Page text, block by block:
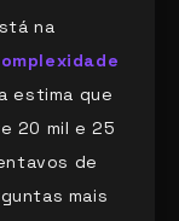
na
estima que
20 mil e 25
de
mais